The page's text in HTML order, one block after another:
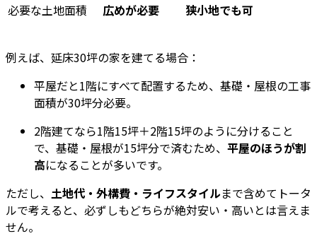
必要な土地面積
広めが必要 狭小地でも可
例えば、延床30坪の家を建てる場合：
平屋だと1階にすべて配置するため、基礎・屋根の工事
面積が30坪分必要。
2階建てなら1階15坪＋2階15坪のように分けること
で、基礎・屋根が15坪分で済むため、 平屋のほうが割
高になることが多いです。
ただし、 土地代・外構費・ライフスタイルまで含めてトータ
ルで考えると、必ずしもどちらが絶対安い・高いとは言えま
せん。